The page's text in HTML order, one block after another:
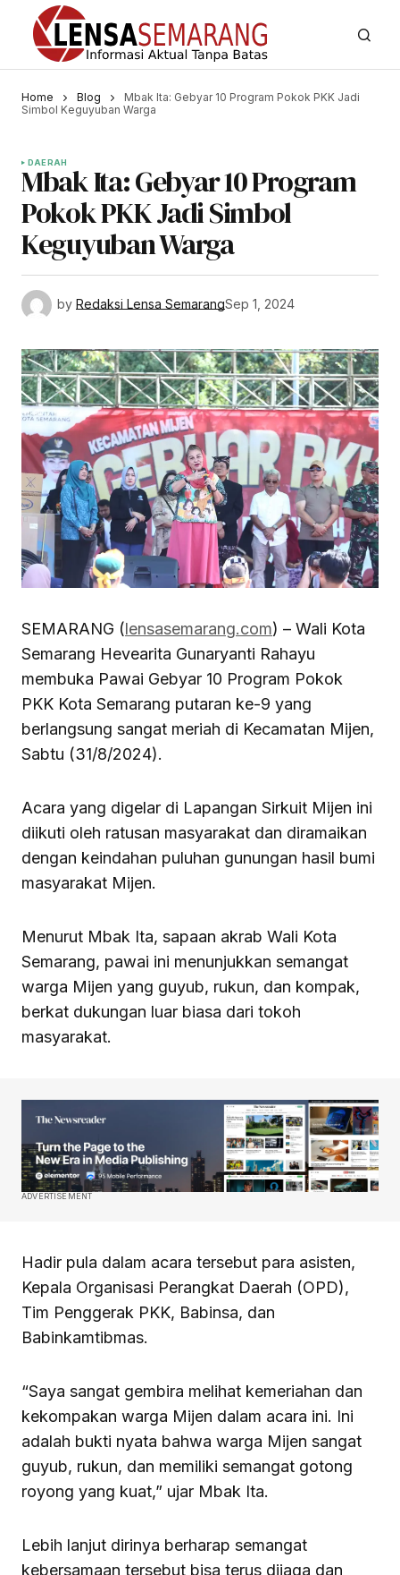
Home Blog
Mbak Ita: Gebyar 10 Program Pokok PKK Jadi
Simbol Keguyuban Warga
DAERAH
Mbak Ita: Gebyar 10 Program
Pokok PKK Jadi Simbol
Keguyuban Warga
by Redaksi Lensa SemarangSep 1, 2024
SEMARANG (lensasemarang.com) – Wali Kota
Semarang Hevearita Gunaryanti Rahayu
membuka Pawai Gebyar 10 Program Pokok
PKK Kota Semarang putaran ke-9 yang
berlangsung sangat meriah di Kecamatan Mijen,
Sabtu (31/8/2024).
Acara yang digelar di Lapangan Sirkuit Mijen ini
diikuti oleh ratusan masyarakat dan diramaikan
dengan keindahan puluhan gunungan hasil bumi
masyarakat Mijen.
Menurut Mbak Ita, sapaan akrab Wali Kota
Semarang, pawai ini menunjukkan semangat
warga Mijen yang guyub, rukun, dan kompak,
berkat dukungan luar biasa dari tokoh
masyarakat.
ADVERTISEMENT
Hadir pula dalam acara tersebut para asisten,
Kepala Organisasi Perangkat Daerah (OPD),
Tim Penggerak PKK, Babinsa, dan
Babinkamtibmas.
“Saya sangat gembira melihat kemeriahan dan
kekompakan warga Mijen dalam acara ini. Ini
adalah bukti nyata bahwa warga Mijen sangat
guyub, rukun, dan memiliki semangat gotong
royong yang kuat,” ujar Mbak Ita.
Lebih lanjut dirinya berharap semangat
kebersamaan tersebut bisa terus dijaga dan